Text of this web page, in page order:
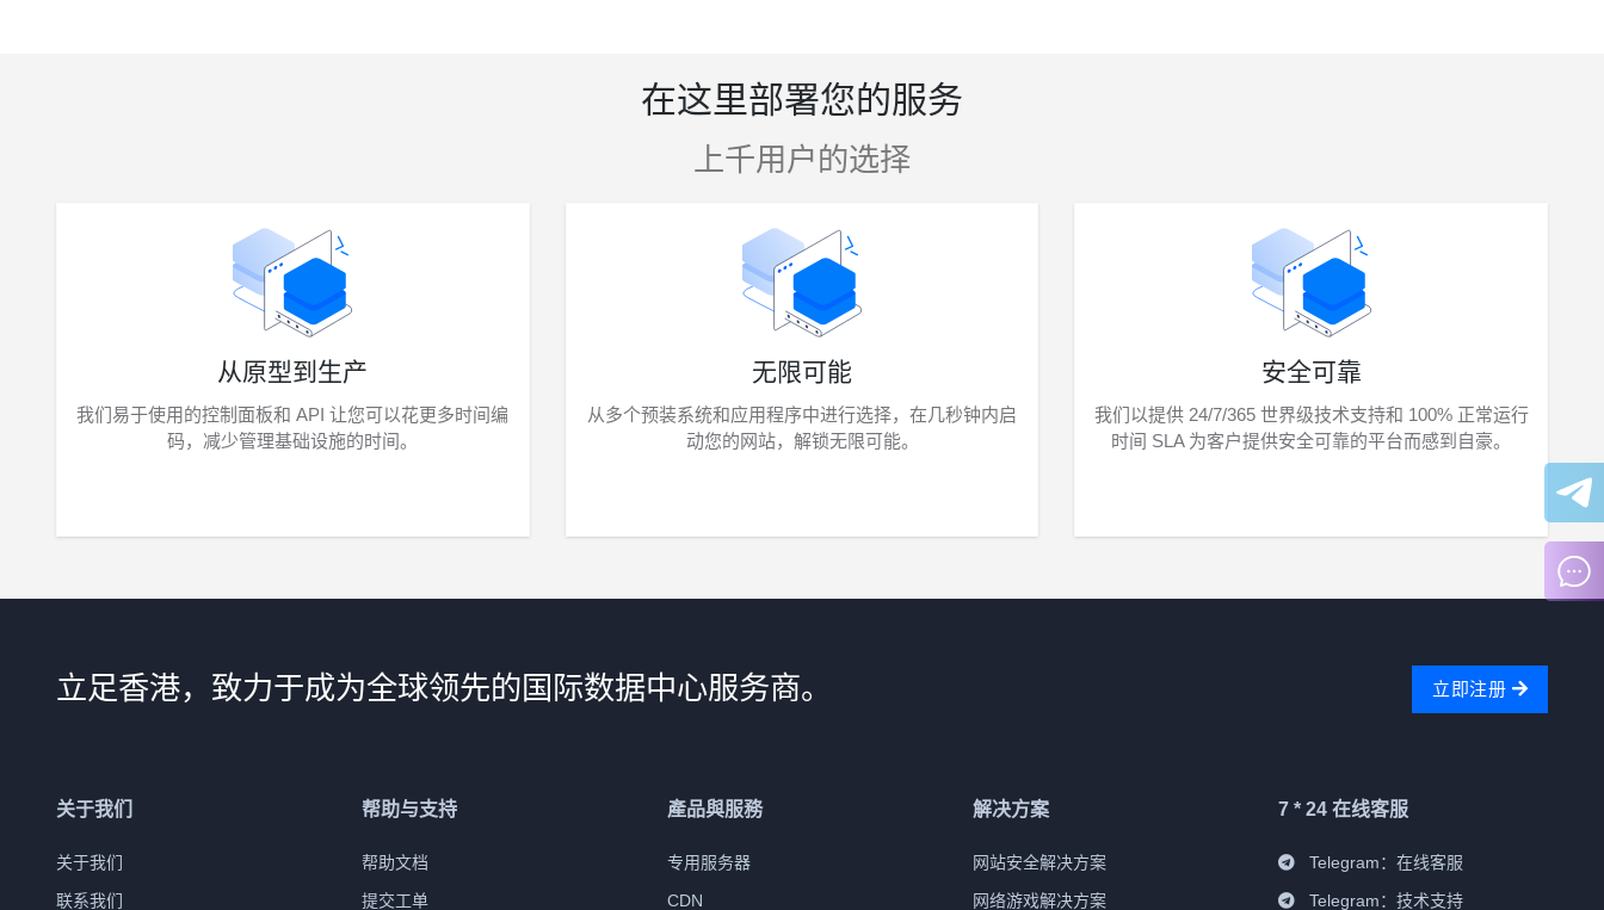
在这里部署您的服务
上千用户的选择
从原型到生产
我们易于使用的控制面板和 API 让您可以花更多时间编
码，减少管理基础设施的时间。
无限可能
从多个预装系统和应用程序中进行选择，在几秒钟内启
动您的网站，解锁无限可能。
安全可靠
我们以提供 24/7/365 世界级技术支持和 100% 正常运行
时间 SLA 为客户提供安全可靠的平台而感到自豪。
立足香港，致力于成为全球领先的国际数据中心服务商。 立即注册
关于我们
关于我们
联系我们
帮助与支持
帮助文档
提交工单
產品與服務
专用服务器
CDN
解决方案
网站安全解决方案
网络游戏解决方案
7 * 24 在线客服
Telegram： 在线客服
Telegram： 技术支持